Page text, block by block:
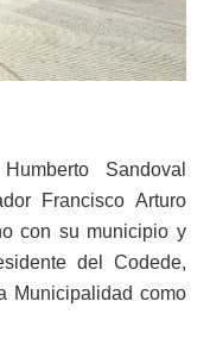
Sandoval
Francisco Arturo
con su municipio y
del Codede,
Municipalidad como